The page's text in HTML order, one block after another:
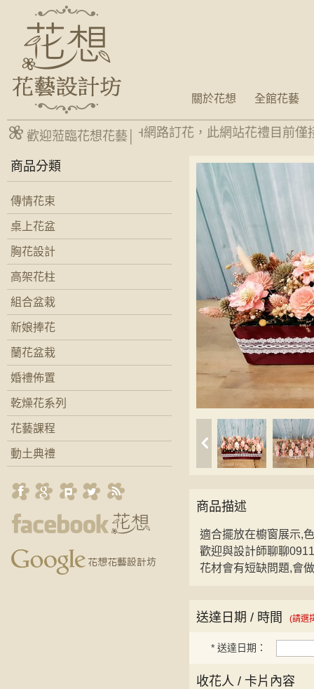
關於花想 全館花藝
歡迎蒞臨花想花藝│
台南網路花店24H網路訂花，此網站花禮目前僅
商品分類
傳情花束
桌上花盆
胸花設計
高架花柱
組合盆栽
新娘捧花
蘭花盆栽
婚禮佈置
乾燥花系列
花藝課程
動土典禮
商品描述
適合擺放在櫥窗展示,
歡迎與設計師聊聊
花材會有短缺問題,會
送達日期 / 時間 (請選
* 送達日期：
收花人 / 卡片內容